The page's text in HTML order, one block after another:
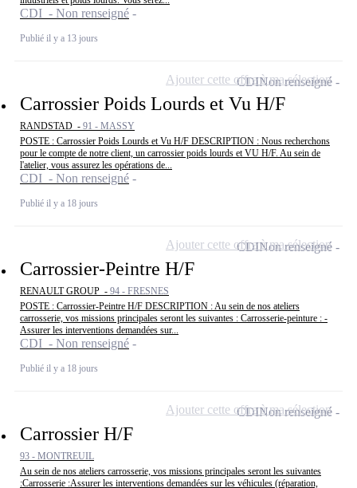
CDI - Non renseigné
Publié il y a 13 jours
Carrossier Poids Lourds et Vu H/F
RANDSTAD - 91 - MASSY
POSTE : Carrossier Poids Lourds et Vu H/F DESCRIPTION : Nous recherchons
pour le compte de notre client, un carrossier poids lourds et VU H/F. Au sein de
l'atelier, vous assurez les opérations de...
CDI - Non renseigné
Publié il y a 18 jours
CDINon renseigné
Ajouter cette offre à ma sélection
Carrossier-Peintre H/F
RENAULT GROUP - 94 - FRESNES
POSTE : Carrossier-Peintre H/F DESCRIPTION : Au sein de nos ateliers
carrosserie, vos missions principales seront les suivantes : Carrosserie-peinture : -
Assurer les interventions demandées sur...
CDI - Non renseigné
Publié il y a 18 jours
CDINon renseigné
Ajouter cette offre à ma sélection
Carrossier H/F
93 - MONTREUIL
Au sein de nos ateliers carrosserie, vos missions principales seront les suivantes
:Carrosserie :Assurer les interventions demandées sur les véhicules (réparation,
CDINon renseigné
Ajouter cette offre à ma sélection